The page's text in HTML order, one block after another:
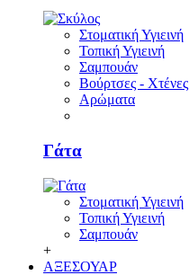
Στοματική Υγιεινή
Τοπική Υγιεινή
Σαμπουάν
Βούρτσες - Χτένες
Αρώματα
Γάτα
Στοματική Υγιεινή
Τοπική Υγιεινή
Σαμπουάν
+
ΑΞΕΣΟΥΑΡ